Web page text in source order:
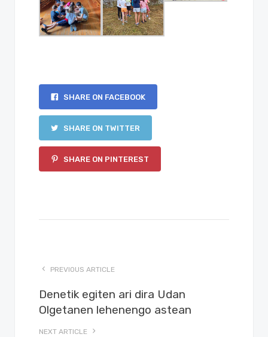
SHARE ON FACEBOOK
SHARE ON TWITTER
SHARE ON PINTEREST
PREVIOUS ARTICLE
Denetik egiten ari dira Udan
Olgetanen lehenengo astean
NEXT ARTICLE